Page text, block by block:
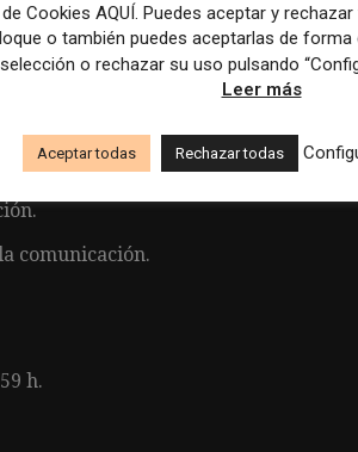
en redes sociales.
de vídeo.
de opinión.
comunicación.
h.
de Cookies AQUÍ. Puedes aceptar y
o también puedes aceptarlas de
selección o rechazar su uso pulsando
Leer más
Aceptar todas Rechazar todas